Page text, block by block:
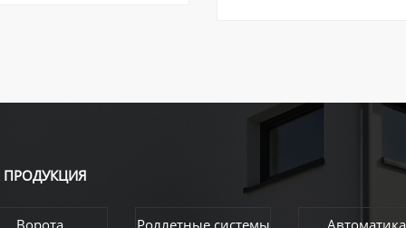
ПРОДУКЦИЯ
Ворота Роллетные системы Автоматика